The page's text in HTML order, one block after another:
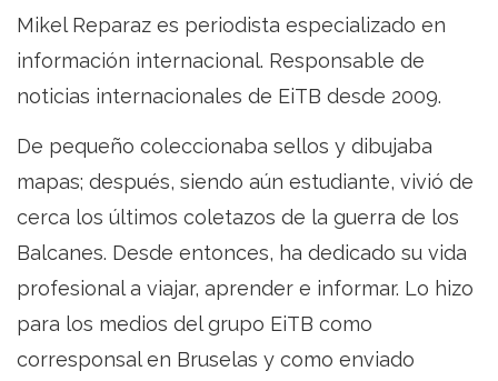
Mikel Reparaz es periodista especializado en
información internacional. Responsable de
noticias internacionales de EiTB desde 2009.
De pequeño coleccionaba sellos y dibujaba
mapas; después, siendo aún estudiante, vivió de
cerca los últimos coletazos de la guerra de los
Balcanes. Desde entonces, ha dedicado su vida
profesional a viajar, aprender e informar. Lo hizo
para los medios del grupo EiTB como
corresponsal en Bruselas y como enviado